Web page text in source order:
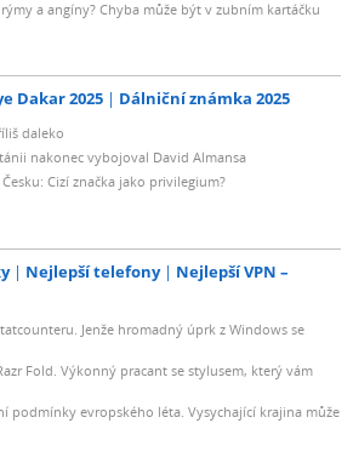
a angíny? Chyba může být v zubním kartáčku
Dakar 2025 Dálniční známka 2025
daleko
nakonec vybojoval David Almansa
Cizí značka jako privilegium?
Nejlepší telefony
Nejlepší VPN –
Jenže hromadný úprk z Windows se
Fold. Výkonný pracant se stylusem, který vám
podmínky evropského léta. Vysychající krajina může